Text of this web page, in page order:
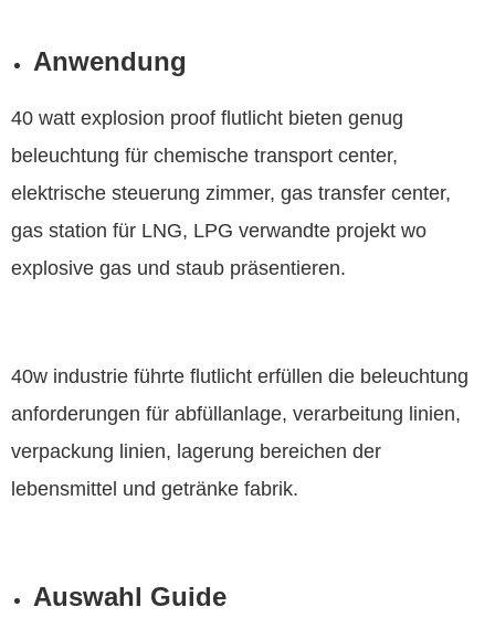
Anwendung
40 watt explosion proof flutlicht bieten genug
beleuchtung für chemische transport center,
elektrische steuerung zimmer, gas transfer center,
gas station für LNG, LPG verwandte projekt wo
explosive gas und staub präsentieren.
40w industrie führte flutlicht erfüllen die beleuchtung
anforderungen für abfüllanlage, verarbeitung linien,
verpackung linien, lagerung bereichen der
lebensmittel und getränke fabrik.
Auswahl Guide